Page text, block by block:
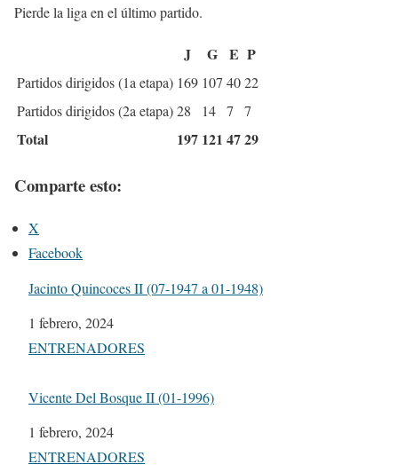
Pierde la liga en el último partido.
J G E P
Partidos dirigidos (1a etapa) 169 107 4022
Partidos dirigidos (2a etapa)28 14 7 7
Total 197 121 4729
Comparte esto:
X
Facebook
Jacinto Quincoces II (07-1947 a 01-1948)
Fecha
1 febrero, 2024
Respecto a
ENTRENADORES
Vicente Del Bosque II (01-1996)
Fecha
1 febrero, 2024
Respecto a
ENTRENADORES